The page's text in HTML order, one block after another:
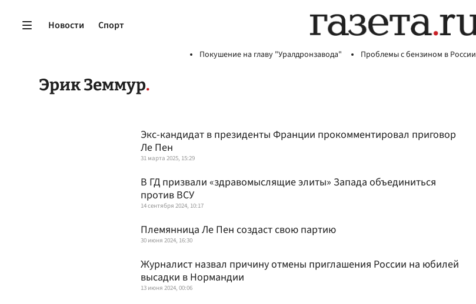
Новости Спорт
Покушение на главу "Уралдронзавода" Проблемы с бензином в России
Эрик Земмур
Экс-кандидат в президенты Франции прокомментировал приговор
Ле Пен
31 марта 2025, 15:29
В ГД призвали «здравомыслящие элиты» Запада объединиться
против ВСУ
14 сентября 2024, 10:17
Племянница Ле Пен создаст свою партию
30 июня 2024, 16:30
Журналист назвал причину отмены приглашения России на юбилей
высадки в Нормандии
13 июня 2024, 00:06